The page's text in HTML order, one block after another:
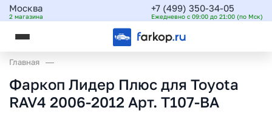
Москва
2 магазина
+7 (499) 350-34-05
Ежедневно с 09:00 до 21:00 (по Мск)
Главная
Фаркоп Лидер Плюс для Toyota
RAV4 2006-2012 Арт. T107-BA